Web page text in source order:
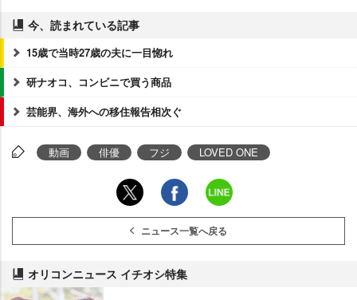
今、読まれている記事
15歳で当時27歳の夫に一目惚れ
研ナオコ、コンビニで買う商品
芸能界、海外への移住報告相次ぐ
動画 俳優 フジ LOVED ONE
ニュース一覧へ戻る
オリコンニュース イチオシ特集